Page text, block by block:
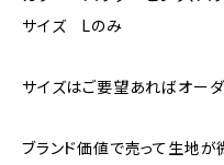
サイズ Lのみ
サイズはご要望あればオー
ブランド価値で売って生地